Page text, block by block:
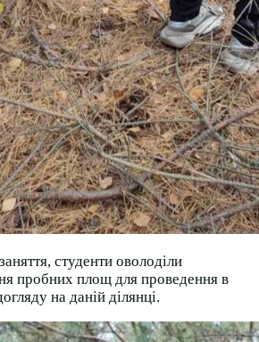
студенти оволоділи
пробних площ для проведення в
на даній ділянці.